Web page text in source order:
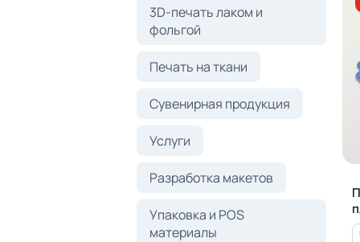
3D-печать лаком и
фольгой
Печать на ткани
Сувенирная продукция
Услуги
Разработка макетов
Упаковка и POS
материалы